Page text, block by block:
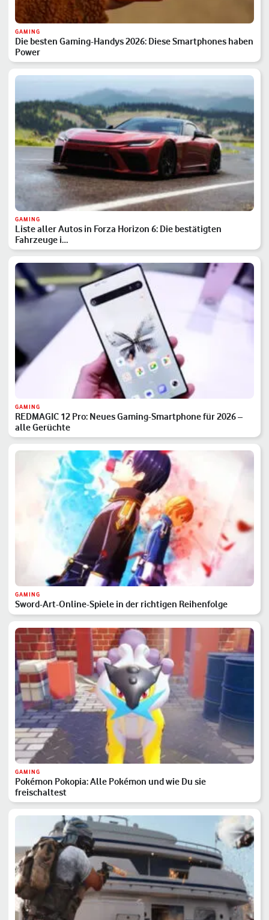
GAMING
Die besten Gaming-Handys 2026: Diese Smartphones haben
Power
GAMING
Liste aller Autos in Forza Horizon 6: Die bestätigten
Fahrzeuge i…
GAMING
REDMAGIC 12 Pro: Neues Gaming-Smartphone für 2026 –
alle Gerüchte
GAMING
Sword-Art-Online-Spiele in der richtigen Reihenfolge
GAMING
Pokémon Pokopia: Alle Pokémon und wie Du sie
freischaltest